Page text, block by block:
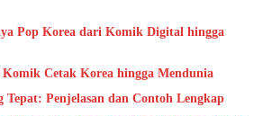
Pop Korea dari Komik Digital hingga
Cetak Korea hingga Mendunia
Penjelasan dan Contoh Lengkap